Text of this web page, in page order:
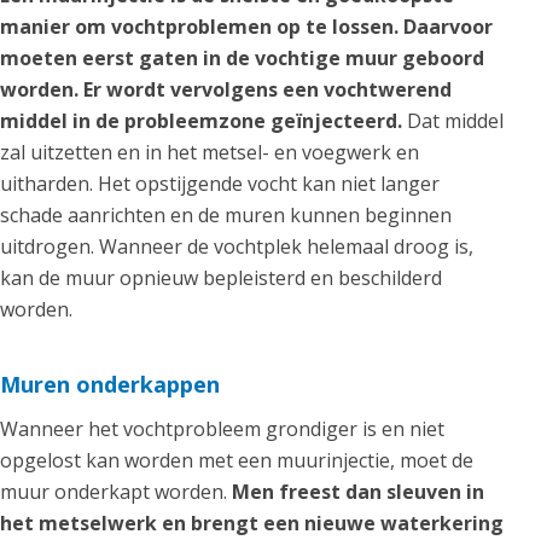
manier om vochtproblemen op te lossen. Daarvoor
moeten eerst gaten in de vochtige muur geboord
worden. Er wordt vervolgens een vochtwerend
middel in de probleemzone geïnjecteerd. Dat middel
zal uitzetten en in het metsel- en voegwerk en
uitharden. Het opstijgende vocht kan niet langer
schade aanrichten en de muren kunnen beginnen
uitdrogen. Wanneer de vochtplek helemaal droog is,
kan de muur opnieuw bepleisterd en beschilderd
worden.
Muren onderkappen
Wanneer het vochtprobleem grondiger is en niet
opgelost kan worden met een muurinjectie, moet de
muur onderkapt worden. Men freest dan sleuven in
het metselwerk en brengt een nieuwe waterkering